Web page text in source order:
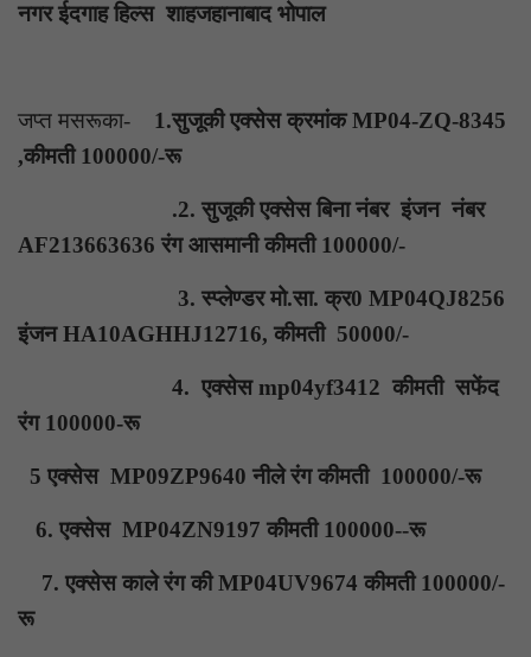
नगर ईदगाह हिल्स शाहजहानाबाद भोपाल
जप्त मसरूका-
1.सुजूकी एक्सेस क्रमांक MP04-ZQ-8345
,कीमती 100000/-रू
.2. सुजूकी एक्सेस बिना नंबर इंजन नंबर
AF213663636 रंग आसमानी कीमती 100000/-
3. स्प्लेण्डर मो.सा. क्र0 MP04QJ8256
इंजन HA10AGHHJ12716, कीमती 50000/-
4. एक्सेस mp04yf3412 कीमती सफेंद
रंग 100000-रू
5 एक्सेस MP09ZP9640 नीले रंग कीमती 100000/-रू
6. एक्सेस MP04ZN9197 कीमती 100000--रू
7. एक्सेस काले रंग की MP04UV9674 कीमती 100000/-
रू